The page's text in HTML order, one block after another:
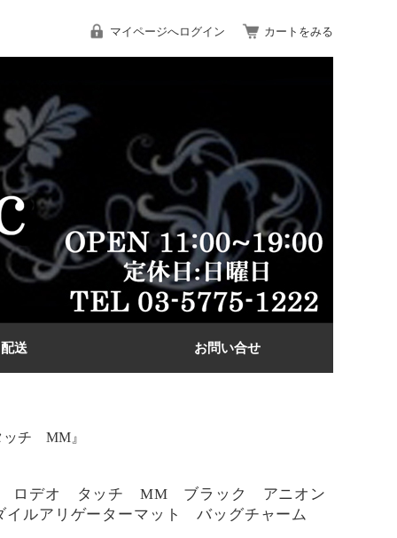
マイページへログイン カートをみる
配送 お問い合せ
チ MM』
ロデオ タッチ MM ブラック アニオン
イルアリゲーターマット バッグチャーム